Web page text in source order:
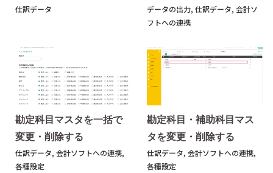
仕訳データ データの出力,仕訳データ,会計ソ
フトへの連携
勘定科目マスタを一括で
変更・削除する
仕訳データ, 会計ソフトへの連携,
各種設定
勘定科目・補助科目マス
タを変更・削除する
仕訳データ,会計ソフトへの連携,
各種設定